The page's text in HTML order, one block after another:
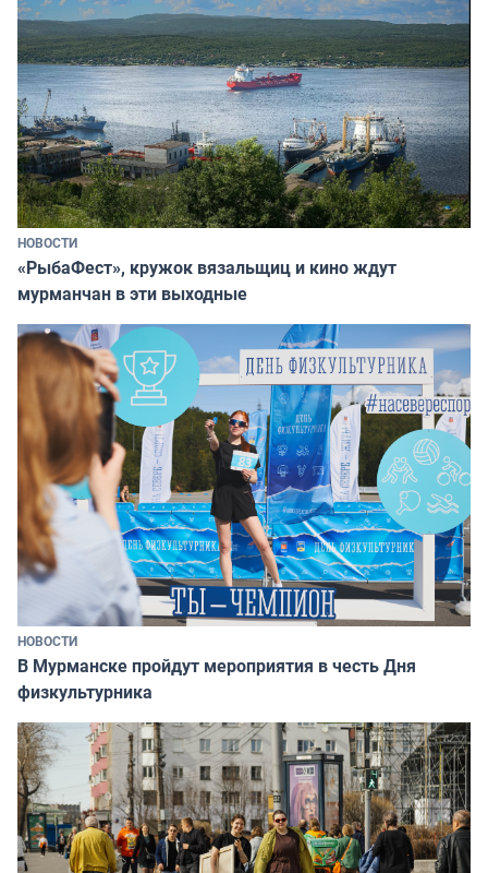
НОВОСТИ
«РыбаФест», кружок вязальщиц и кино ждут
мурманчан в эти выходные
НОВОСТИ
В Мурманске пройдут мероприятия в честь Дня
физкультурника